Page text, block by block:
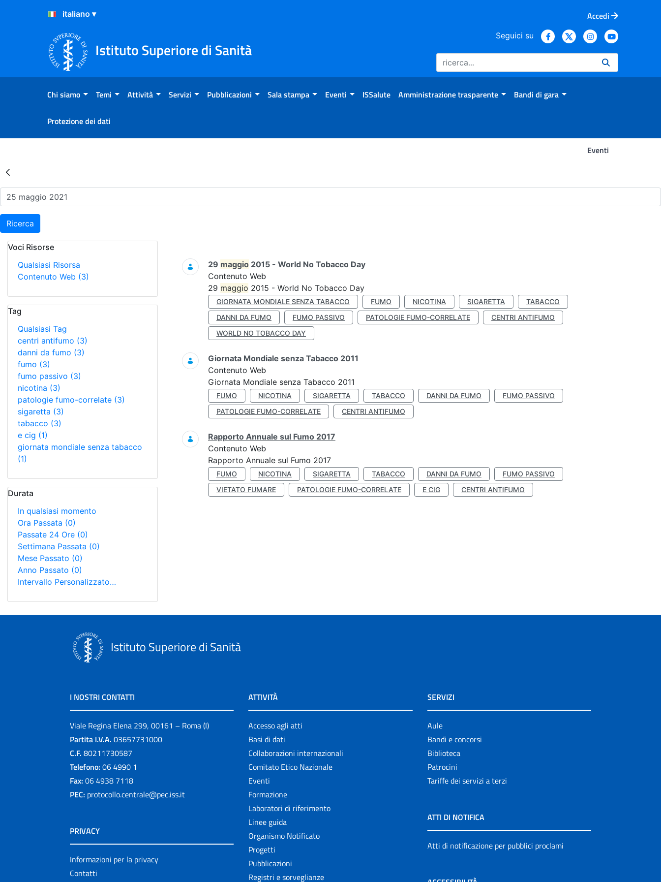
Salta al Contenuto
Salta al Footer
Accedi
Istituto Superiore di Sanità
Seguici su
Chi siamo Temi Attività Servizi Pubblicazioni Sala stampa Eventi ISSalute Amministrazione trasparente Bandi di gara
Protezione dei dati
Eventi
Risultati della Ricerca - Eventi
Ricerca
Voci Risorse
Qualsiasi Risorsa
Contenuto Web (3)
Tag
Qualsiasi Tag
centri antifumo (3)
danni da fumo (3)
fumo (3)
fumo passivo (3)
nicotina (3)
patologie fumo-correlate (3)
sigaretta (3)
tabacco (3)
e cig (1)
giornata mondiale senza tabacco
(1)
Durata
In qualsiasi momento
Ora Passata (0)
Passate 24 Ore (0)
Settimana Passata (0)
Mese Passato (0)
Anno Passato (0)
Intervallo Personalizzato…
Ricerca
29 maggio 2015 - World No Tobacco Day
Contenuto Web
29 maggio 2015 - World No Tobacco Day
GIORNATA MONDIALE SENZA TABACCO FUMO NICOTINA SIGARETTA
TABACCO
DANNI DA FUMO
FUMO PASSIVO PATOLOGIE FUMO-CORRELATE
CENTRI ANTIFUMO
WORLD NO TOBACCO DAY
Giornata Mondiale senza Tabacco 2011
Contenuto Web
Giornata Mondiale senza Tabacco 2011
FUMO NICOTINA SIGARETTA TABACCO DANNI DA FUMO
FUMO PASSIVO
PATOLOGIE FUMO-CORRELATE
CENTRI ANTIFUMO
Rapporto Annuale sul Fumo 2017
Contenuto Web
Rapporto Annuale sul Fumo 2017
FUMO NICOTINA SIGARETTA TABACCO DANNI DA FUMO
FUMO PASSIVO
VIETATO FUMARE
PATOLOGIE FUMO-CORRELATE E CIG CENTRI ANTIFUMO
Istituto Superiore di Sanità
I NOSTRI CONTATTI
Viale Regina Elena 299, 00161 – Roma (I)
Partita I.V.A. 03657731000
C.F. 80211730587
Telefono: 06 4990 1
Fax: 06 4938 7118
PEC: protocollo.centrale@pec.iss.it
PRIVACY
Informazioni per la privacy
Contatti
ATTIVITÀ
Accesso agli atti
Basi di dati
Collaborazioni internazionali
Comitato Etico Nazionale
Eventi
Formazione
Laboratori di riferimento
Linee guida
Organismo Notificato
Progetti
Pubblicazioni
Registri e sorveglianze
SERVIZI
Aule
Bandi e concorsi
Biblioteca
Patrocini
Tariffe dei servizi a terzi
ATTI DI NOTIFICA
Atti di notificazione per pubblici proclami